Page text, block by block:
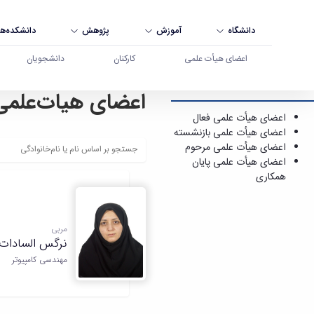
دانشگاه آموزش پژوهش
اعضای هیأت علمی کارکنان دانشجویان
اعضای هیأت علمی فعال - دانشگاه بوعلی سینا
اعضای هیأت علمی فعال
اعضای هیأت علمی بازنشسته
اعضای هیأت علمی مرحوم
اعضای هیأت علمی پایان
همکاری
اعضای
مربی
نرگس
مهندسی کامپیوتر